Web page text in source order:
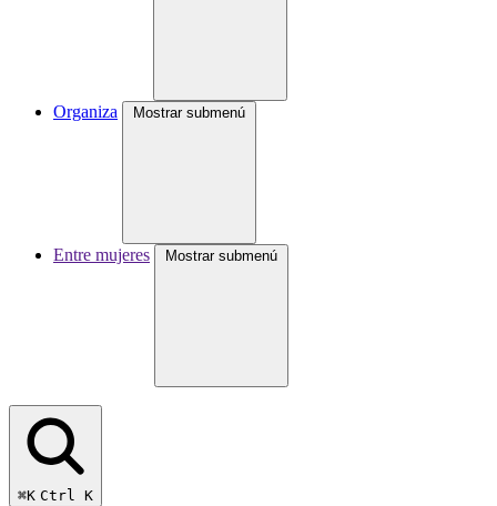
Organiza Mostrar submenú
Entre mujeres Mostrar submenú
⌘K Ctrl K